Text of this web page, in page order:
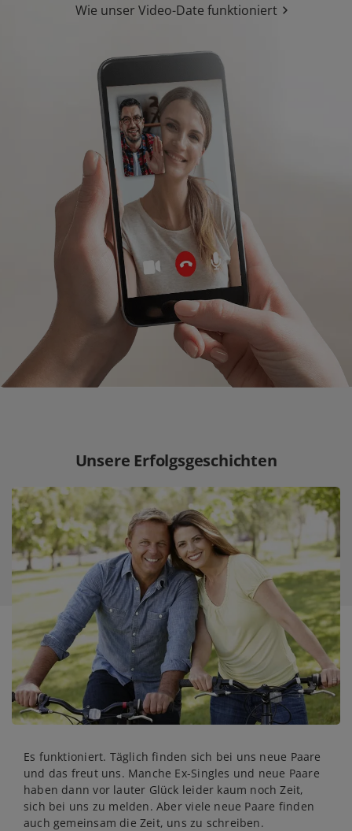
Wie unser Video-Date funktioniert
Unsere Erfolgsgeschichten
Es funktioniert. Täglich finden sich bei uns neue Paare
und das freut uns. Manche Ex-Singles und neue Paare
haben dann vor lauter Glück leider kaum noch Zeit,
sich bei uns zu melden. Aber viele neue Paare finden
auch gemeinsam die Zeit, uns zu schreiben.